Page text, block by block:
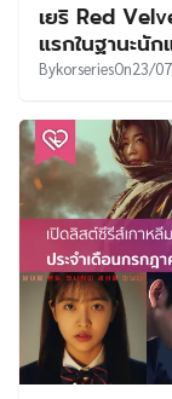
เยริ Red
แรกในฐานะนั
BykorseriesOn23/